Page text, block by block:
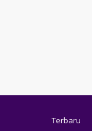
Terbaru